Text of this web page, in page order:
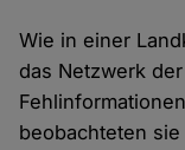
Wie in einer
das Netzwerk
beobachteten